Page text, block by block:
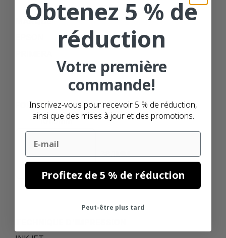
MARQUE
FORMAT
101.6MM
38.1MM
Obtenez 5 % de
réduction
Votre première
commande!
Inscrivez-vous pour recevoir 5 % de réduction,
ainsi que des mises à jour et des promotions.
Email
Profitez de 5 % de réduction
Peut-être plus tard